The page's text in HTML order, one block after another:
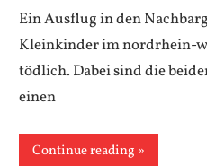
Ein Ausflug in den
Kleinkinder im nordrhein-
tödlich. Dabei sind die
einen
Continue reading